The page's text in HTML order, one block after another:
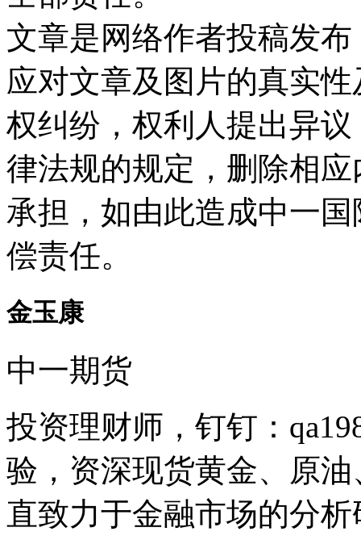
文章是网络作者投稿发
应对文章及图片的真实
权纠纷，权利人提出异
律法规的规定，删除相
承担，如由此造成中一
偿责任。
金玉康
中一期货
投资理财师，钉钉：
验，资深现货黄金、原
直致力于金融市场的分